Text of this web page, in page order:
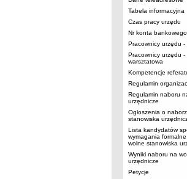
Tabela informacyjna
Czas pracy urzędu
Nr konta
Pracownicy urzędu -
Pracownicy urzędu
warsztatowa
Kompetencje
Regulamin
Regulamin naboru
urzędnicze
Ogłoszenia o
stanowiska
Lista kandydatów
wymagania
wolne stanowiska
Wyniki naboru na
urzędnicze
Petycje